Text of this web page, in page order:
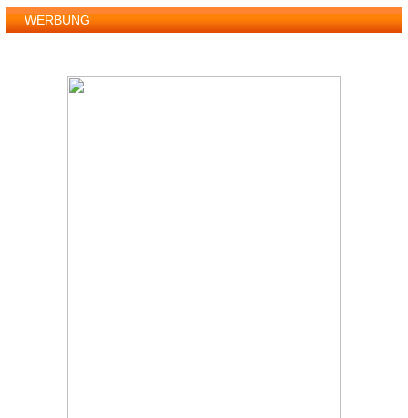
WERBUNG